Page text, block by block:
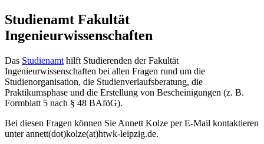
Studienamt Fakultät
Ingenieurwissenschaften
Das Studienamt hilft Studierenden der Fakultät
Ingenieurwissenschaften bei allen Fragen rund um die
Studienorganisation, die Studienverlaufsberatung, die
Praktikumsphase und die Erstellung von Bescheinigungen (z. B.
Formblatt 5 nach § 48 BAföG).
Bei diesen Fragen können Sie Annett Kolze per E-Mail kontaktieren
unter annett(dot)kolze(at)htwk-leipzig.de.